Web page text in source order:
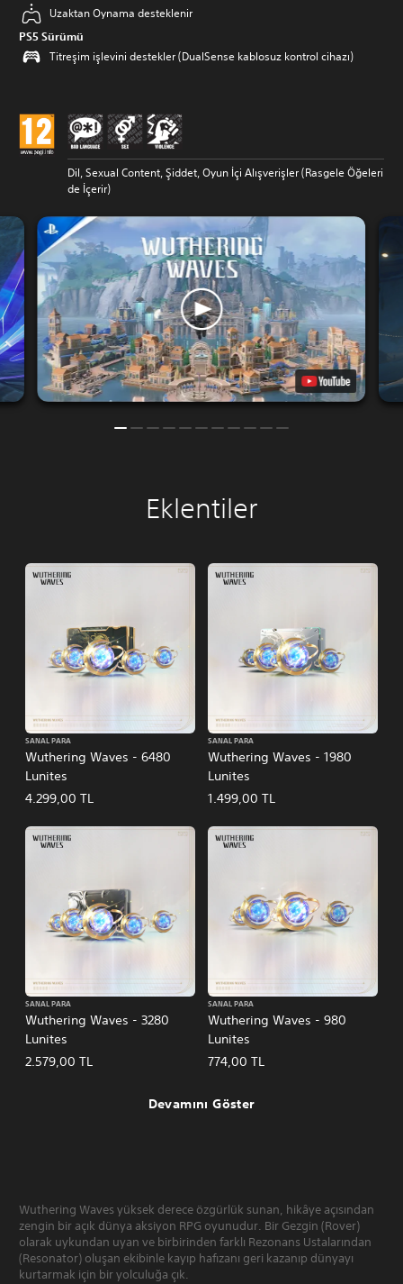
Uzaktan Oynama desteklenir
PS5 Sürümü
Titreşim işlevini destekler (DualSense kablosuz kontrol cihazı)
Dil, Sexual Content, Şiddet, Oyun İçi Alışverişler (Rasgele Öğeleri
de İçerir)
Eklentiler
Wuthering Waves - 6480
Lunites
SANAL PARA
4.299,00 TL
Wuthering Waves - 1980
Lunites
SANAL PARA
1.499,00 TL
Wuthering Waves - 3280
Lunites
SANAL PARA
2.579,00 TL
Wuthering Waves - 980
Lunites
SANAL PARA
774,00 TL
Devamını Göster
Wuthering Waves yüksek derece özgürlük sunan, hikâye açısından
zengin bir açık dünya aksiyon RPG oyunudur. Bir Gezgin (Rover)
olarak uykundan uyan ve birbirinden farklı Rezonans Ustalarından
(Resonator) oluşan ekibinle kayıp hafızanı geri kazanıp dünyayı
kurtarmak için bir yolculuğa çık.